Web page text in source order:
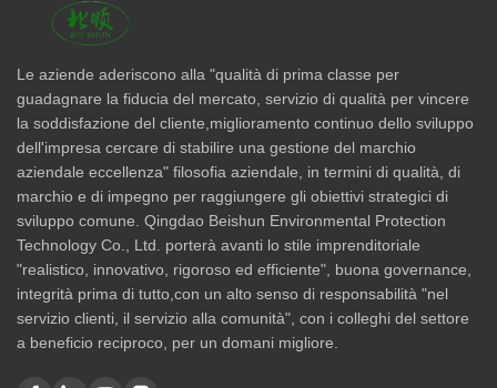
Le aziende aderiscono alla "qualità di prima classe per
guadagnare la fiducia del mercato, servizio di qualità per vincere
la soddisfazione del cliente,miglioramento continuo dello sviluppo
dell'impresa cercare di stabilire una gestione del marchio
aziendale eccellenza" filosofia aziendale, in termini di qualità, di
marchio e di impegno per raggiungere gli obiettivi strategici di
sviluppo comune. Qingdao Beishun Environmental Protection
Technology Co., Ltd. porterà avanti lo stile imprenditoriale
"realistico, innovativo, rigoroso ed efficiente", buona governance,
integrità prima di tutto,con un alto senso di responsabilità "nel
servizio clienti, il servizio alla comunità", con i colleghi del settore
a beneficio reciproco, per un domani migliore.